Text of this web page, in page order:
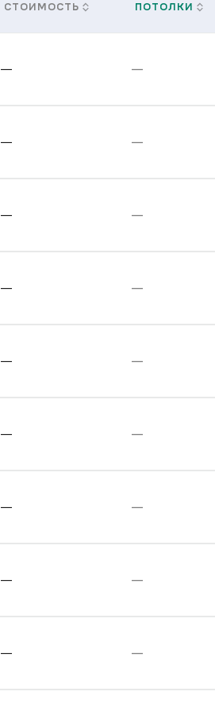
СТОИМОСТЬ ПОТОЛКИ
— —
— —
— —
— —
— —
— —
— —
— —
— —